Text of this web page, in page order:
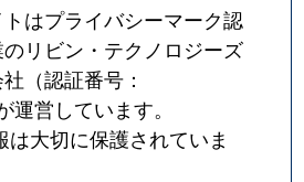
はプライバシーマーク認
リビン・テクノロジーズ
（認証番号：
運営しています。
は大切に保護されていま